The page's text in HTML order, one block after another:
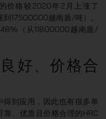
价格较2020年2月上涨了
17500000越南盾/吨）。
（从11800000越南盾/
好、价格合
得到应用，因此也有很多单
、优质且价格合理的HRC